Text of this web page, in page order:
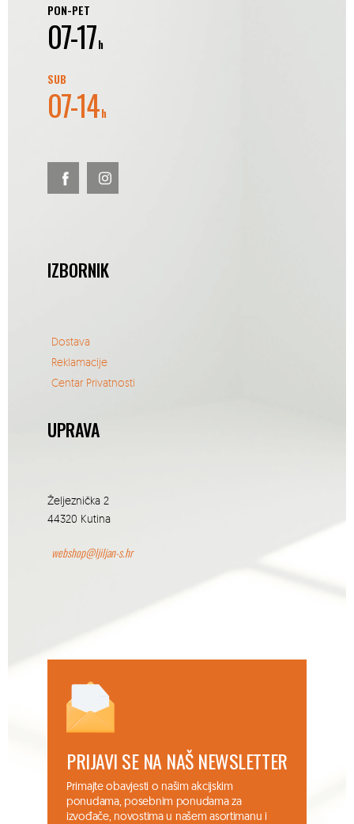
PON-PET
07-17h
SUB
07-14h
IZBORNIK
Dostava
Reklamacije
Centar Privatnosti
UPRAVA
Željeznička 2
44320 Kutina
webshop@ljiljan-s.hr
PRIJAVI SE NA NAŠ NEWSLETTER
Primajte obavjesti o našim akcijskim
ponudama, posebnim ponudama za
izvođače, novostima u našem asortimanu i